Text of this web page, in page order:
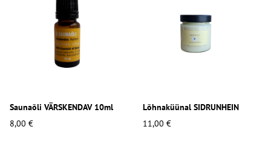
Saunaõli VÄRSKENDAV 10ml
8,00 €
Lõhnaküünal SIDRUNHEIN
11,00 €